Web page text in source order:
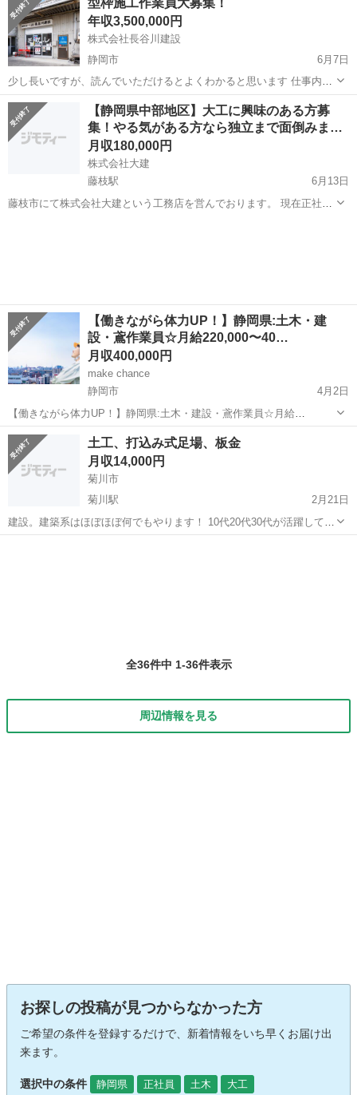
機器のリフォーム ◆かえルーフ └お家の屋根外壁・雨仕舞いに特化し
た屋根工...
年収3,500,000円
株式会社長谷川建設
静岡市
6月7日
少し長いですが、読んでいただけるとよくわかると思います 仕事内容
コンクリートを使用する建物を建てる際、コンクリートを流しこむ
枠を「型枠」と言います。その「型枠」を図面に習って加工し、現場
で組立て後コンクリートが固...
静岡 大工 型枠
【静岡県中部地区】大工に興味のある方募
集！やる気がある方なら独立まで面倒みま
す！
月収180,000円
株式会社大建
藤枝駅
6月13日
藤枝市にて株式会社大建という工務店を営んでおります。 現在正社員
【働きながら体力UP！】静岡県:土木・建
設・鳶作業員☆月給220,000〜40…
月収400,000円
make chance
静岡市
4月2日
【働きながら体力UP！】静岡県:土木・建設・鳶作業員☆月給
220,000〜400,000円 ■業務内容 土木・建設・鳶作業員 ■勤務地 静岡県
内全域対応可能 ■月給 月給220,000〜400,000...
静岡 大工 業務
土工、打込み式足場、板金
月収14,000円
菊川市
菊川駅
2月21日
建設。建築系はほぼほぼ何でもやります！ 10代20代30代が活躍してく
れています！ 皆でわいわいと楽しい会社です！
全36件中 1-36件表示
周辺情報を見る
お探しの投稿が見つからなかった方
ご希望の条件を登録するだけで、新着情報をいち早くお届け出
来ます。
選択中の条件 静岡県 正社員 土木 大工